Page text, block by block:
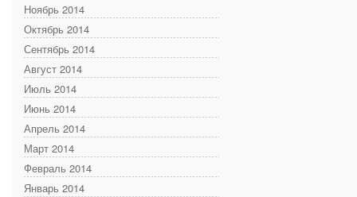
Ноябрь 2014
Октябрь 2014
Сентябрь 2014
Август 2014
Июль 2014
Июнь 2014
Апрель 2014
Март 2014
Февраль 2014
Январь 2014